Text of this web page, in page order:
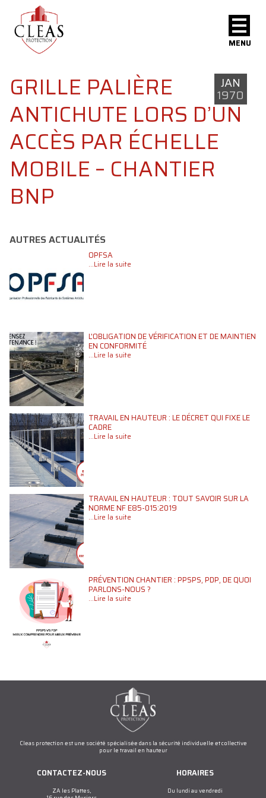
MENU
JAN
1970
GRILLE PALIÈRE
ANTICHUTE LORS D’UN
ACCÈS PAR ÉCHELLE
MOBILE – CHANTIER
BNP
AUTRES ACTUALITÉS
OPFSA
...Lire la suite
L'OBLIGATION DE VÉRIFICATION ET DE MAINTIEN
EN CONFORMITÉ
...Lire la suite
TRAVAIL EN HAUTEUR : LE DÉCRET QUI FIXE LE
CADRE
...Lire la suite
TRAVAIL EN HAUTEUR : TOUT SAVOIR SUR LA
NORME NF E85-015:2019
...Lire la suite
PRÉVENTION CHANTIER : PPSPS, PDP, DE QUOI
PARLONS-NOUS ?
...Lire la suite
Cleas protection est une société spécialisée dans la sécurité individuelle et collective
pour le travail en hauteur
CONTACTEZ-NOUS
ZA les Plattes,
HORAIRES
Du lundi au vendredi